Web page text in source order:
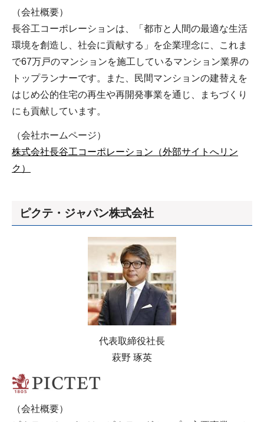
（会社概要）
長谷工コーポレーションは、「都市と人間の最適な生活
環境を創造し、社会に貢献する」を企業理念に、これま
で67万戸のマンションを施工しているマンション業界の
トップランナーです。また、民間マンションの建替えを
はじめ公的住宅の再生や再開発事業を通じ、まちづくり
にも貢献しています。
（会社ホームページ）
株式会社長谷工コーポレーション（外部サイトへリン
ク）
ピクテ・ジャパン株式会社
代表取締役社長
萩野 琢英
（会社概要）